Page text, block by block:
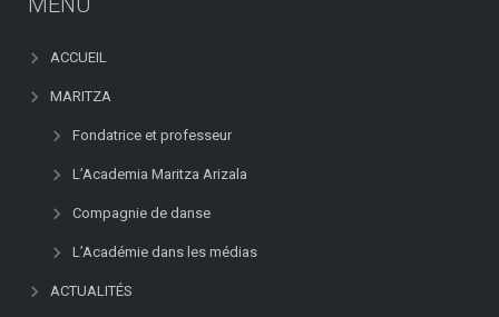
ACCUEIL
MARITZA
Fondatrice et professeur
L’Academia Maritza Arizala
Compagnie de danse
L’Académie dans les médias
ACTUALITÉS